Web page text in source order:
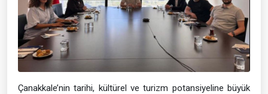
Çanakkale’nin tarihi, kültürel ve turizm potansiyeline büyük